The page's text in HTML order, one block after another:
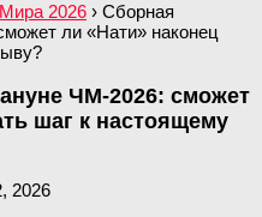
2026 › Сборная
ли «Нати» наконец
ЧМ-2026: сможет
шаг к настоящему
2026